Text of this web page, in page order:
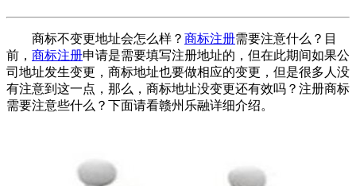
商标不变更地址会怎么样？ 商标注册需要注意什么？目
前， 商标注册申请是需要填写注册地址的，但在此期间如果公
司地址发生变更，商标地址也要做相应的变更，但是很多人没
有注意到这一点，那么，商标地址没变更还有效吗？注册商标
需要注意些什么？下面请看赣州乐融详细介绍。